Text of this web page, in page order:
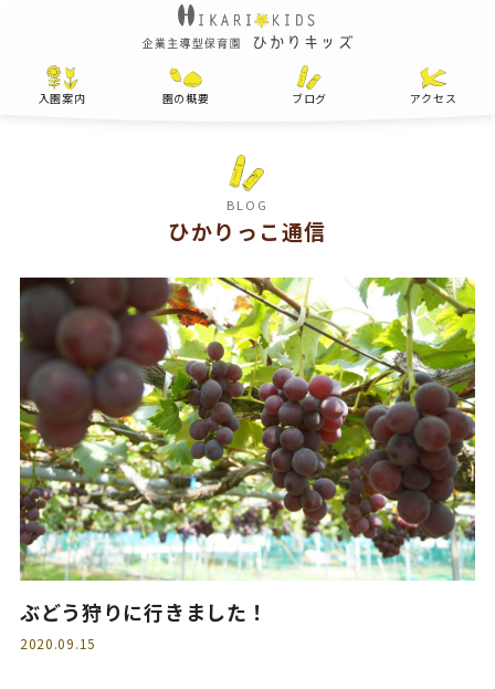
入園案内 園の概要 ブログ アクセス
BLOG
ひかりっこ通信
ぶどう狩りに行きました！
2020.09.15